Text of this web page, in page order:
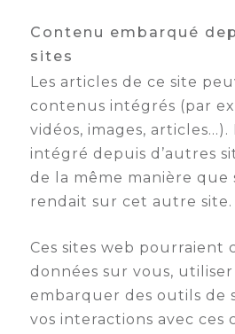
Contenu embarqué
sites
Les articles de ce site
contenus intégrés (par
vidéos, images,
intégré depuis d’autres
de la même manière que
rendait sur cet autre site.
Ces sites web pourraient
données sur vous, utiliser
embarquer des outils de
vos interactions avec ces